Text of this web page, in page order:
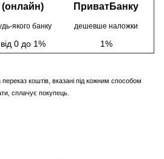
(онлайн)
ПриватБанку
якого банку дешевше наложки
від 0 до 1% 1%
переказ коштів, вказані під кожним способом
сплачує покупець.